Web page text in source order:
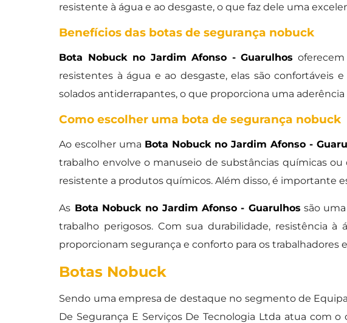
resistente à água e ao desgaste, o que faz dele uma
Benefícios das botas de segurança nobuck
Bota Nobuck no Jardim Afonso - Guarulhos
resistentes à água e ao desgaste, elas são confortáveis e
solados antiderrapantes, o que proporciona uma
Como escolher uma bota de segurança nobuck
Ao escolher uma Bota Nobuck no Jardim Afonso -
trabalho envolve o manuseio de substâncias químicas
resistente a produtos químicos. Além disso, é importante
As Bota Nobuck no Jardim Afonso - Guarulhos são
trabalho perigosos. Com sua durabilidade, resistência à
proporcionam segurança e conforto para os trabalhadores
Botas Nobuck
Sendo uma empresa de destaque no segmento de
De Segurança E Serviços De Tecnologia Ltda atua com